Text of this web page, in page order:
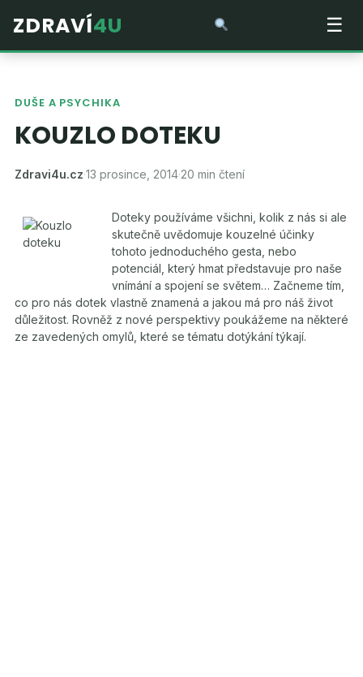
ZDRAVÍ4U ☰
DUŠE A PSYCHIKA
KOUZLO DOTEKU
Zdravi4u.cz·13 prosince, 2014·20 min čtení
Doteky používáme všichni, kolik z nás si ale
skutečně uvědomuje kouzelné účinky
tohoto jednoduchého gesta, nebo
potenciál, který hmat představuje pro naše
vnímání a spojení se světem… Začneme tím,
co pro nás dotek vlastně znamená a jakou má pro náš život
důležitost. Rovněž z nové perspektivy poukážeme na některé
ze zavedených omylů, které se tématu dotýkání týkají.